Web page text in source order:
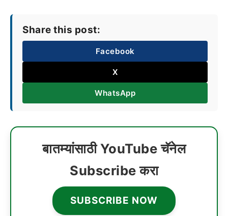
Share this post:
Facebook
X
WhatsApp
बातम्यांसाठी YouTube चॅनेल
Subscribe करा
SUBSCRIBE NOW